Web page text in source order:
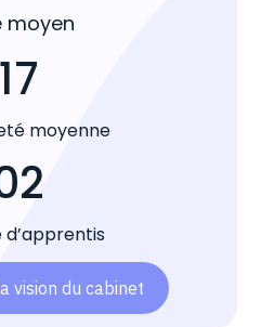
moyen
17
moyenne
d’apprentis
vision du cabinet